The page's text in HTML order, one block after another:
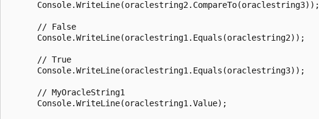
      Console.WriteLine(oraclestring2.CompareTo(oraclestring3));
      // False
      Console.WriteLine(oraclestring1.Equals(oraclestring2));
      // True
      Console.WriteLine(oraclestring1.Equals(oraclestring3));
      // MyOracleString1
      Console.WriteLine(oraclestring1.Value);